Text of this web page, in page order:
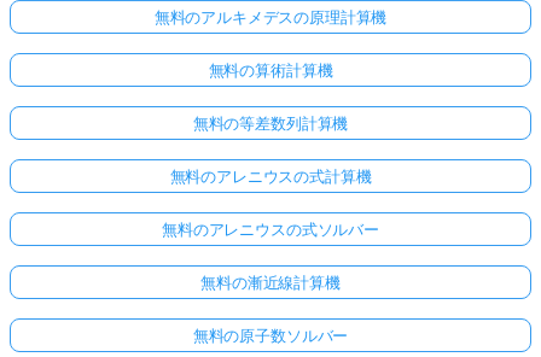
無料のアルキメデスの原理計算機
無料の算術計算機
無料の等差数列計算機
無料のアレニウスの式計算機
無料のアレニウスの式ソルバー
無料の漸近線計算機
無料の原子数ソルバー